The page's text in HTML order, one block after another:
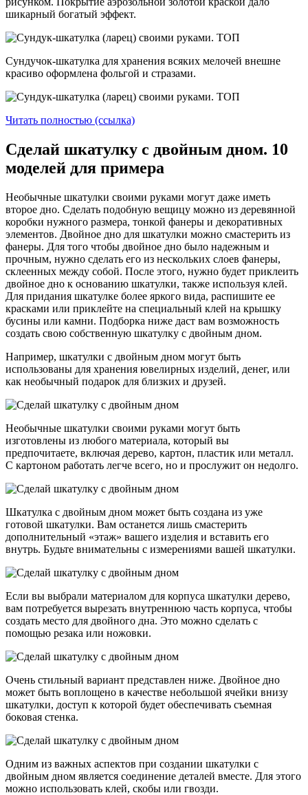
шикарный богатый эффект.
Сундучок-шкатулка для хранения всяких мелочей внешне
красиво оформлена фольгой и стразами.
Читать полностью (ссылка)
Сделай шкатулку с двойным дном. 10
моделей для примера
Необычные шкатулки своими руками могут даже иметь
второе дно. Сделать подобную вещицу можно из деревянной
коробки нужного размера, тонкой фанеры и декоративных
элементов. Двойное дно для шкатулки можно смастерить из
фанеры. Для того чтобы двойное дно было надежным и
прочным, нужно сделать его из нескольких слоев фанеры,
склеенных между собой. После этого, нужно будет приклеить
двойное дно к основанию шкатулки, также используя клей.
Для придания шкатулке более яркого вида, распишите ее
красками или приклейте на специальный клей на крышку
бусины или камни. Подборка ниже даст вам возможность
создать свою собственную шкатулку с двойным дном.
Например, шкатулки с двойным дном могут быть
использованы для хранения ювелирных изделий, денег, или
как необычный подарок для близких и друзей.
Необычные шкатулки своими руками могут быть
изготовлены из любого материала, который вы
предпочитаете, включая дерево, картон, пластик или металл.
С картоном работать легче всего, но и прослужит он недолго.
Шкатулка с двойным дном может быть создана из уже
готовой шкатулки. Вам останется лишь смастерить
дополнительный «этаж» вашего изделия и вставить его
внутрь. Будьте внимательны с измерениями вашей шкатулки.
Если вы выбрали материалом для корпуса шкатулки дерево,
вам потребуется вырезать внутреннюю часть корпуса, чтобы
создать место для двойного дна. Это можно сделать с
помощью резака или ножовки.
Очень стильный вариант представлен ниже. Двойное дно
может быть воплощено в качестве небольшой ячейки внизу
шкатулки, доступ к которой будет обеспечивать съемная
боковая стенка.
Одним из важных аспектов при создании шкатулки с
двойным дном является соединение деталей вместе. Для этого
можно использовать клей, скобы или гвозди.